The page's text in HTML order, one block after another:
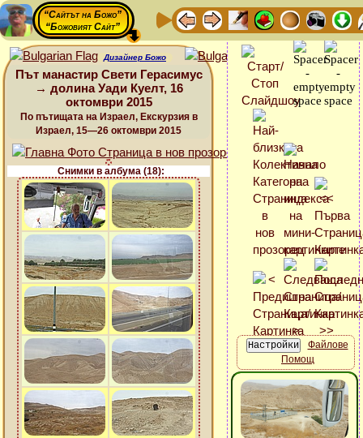
“Сайтът на Божо”
“Божовият Сайт”
Дизайнер Божо
Път манастир Свети Герасимус
→ долина Уади Куелт, 16
октомври 2015
По пътищата на Израел, Екскурзия в
Израел, 15—26 октомври 2015
Снимки в албума (18):
Файлове
Помощ